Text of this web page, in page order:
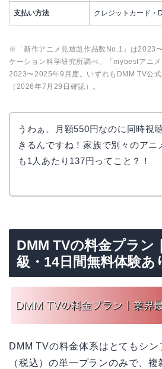
支払い方法 クレジットカード・
※「新作アニメ見放題作品数No.1」は2023
ケーション科学研究所調べ、「mybestアニ
2023〜2025年9月度。いずれもDMM TV公
（2026年7月29日確認）。
うわぁ、月額550円なのに同時視
きるんですね！家族で別々のアニ
も1人あたり137円ってこと？！
DMM TVの料金プラン
級・14日間無料体験あ
DMM TVの料金体系はとてもシン
（税込）の単一プランのみで、